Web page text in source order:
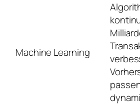
Machine Learning